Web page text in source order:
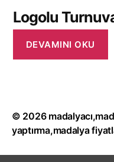
Logolu
DEVAMINI OKU
© 2026
yaptırma,madalya